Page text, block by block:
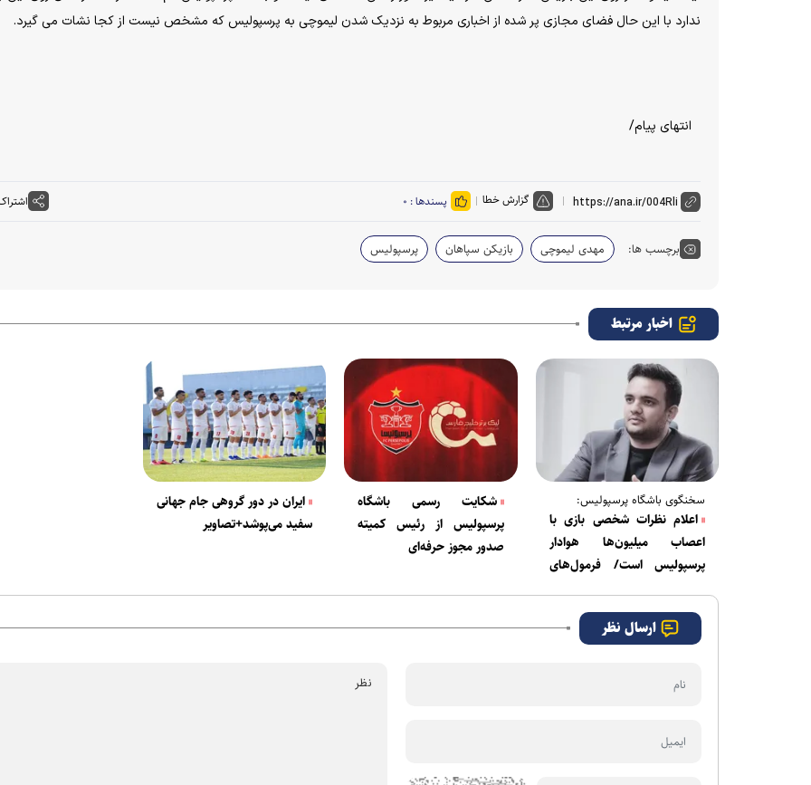
ندارد با این حال فضای مجازی پر شده از اخباری مربوط به نزدیک شدن لیموچی به پرسپولیس که مشخص نیست از کجا نشات می گیرد.
انتهای پیام/
گزارش خطا پسندها : ۰
برچسب ها: مهدی لیموچی بازیکن سپاهان پرسپولیس
اخبار مرتبط
سخنگوی باشگاه پرسپولیس:
اعلام نظرات شخصی بازی با
اعصاب میلیون‌ها هوادار
پرسپولیس است/ فرمول‌های
شکایت رسمی باشگاه
پرسپولیس از رئیس کمیته
صدور مجوز حرفه‌ای
ایران در دور گروهی جام جهانی
سفید می‌پوشد+تصاویر
ارسال نظر